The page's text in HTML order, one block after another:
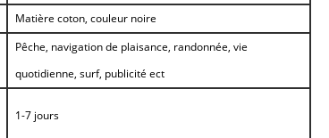
Matière coton, couleur noire
Pêche, navigation de plaisance, randonnée, vie
quotidienne, surf, publicité ect
1-7 jours